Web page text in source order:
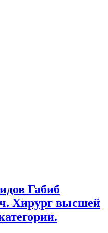
Габиб
Хирург высшей